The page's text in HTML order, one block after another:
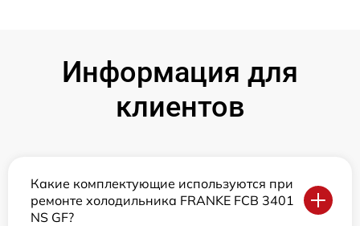
Информация для
клиентов
Какие комплектующие используются при
ремонте холодильника FRANKE FCB 3401
NS GF?